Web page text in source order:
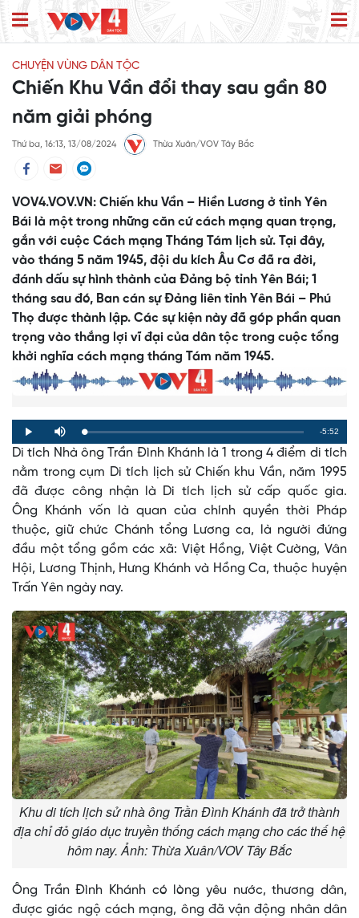
CHUYỆN VÙNG DÂN TỘC
Chiến Khu Vần đổi thay sau gần 80
năm giải phóng
Thứ ba, 16:13, 13/08/2024 Thừa Xuân/VOV Tây Bắc
VOV4.VOV.VN: Chiến khu Vần – Hiền Lương ở tỉnh Yên
Bái là một trong những căn cứ cách mạng quan trọng,
gắn với cuộc Cách mạng Tháng Tám lịch sử. Tại đây,
vào tháng 5 năm 1945, đội du kích Âu Cơ đã ra đời,
đánh dấu sự hình thành của Đảng bộ tỉnh Yên Bái; 1
tháng sau đó, Ban cán sự Đảng liên tỉnh Yên Bái – Phú
Thọ được thành lập. Các sự kiện này đã góp phần quan
trọng vào thắng lợi vĩ đại của dân tộc trong cuộc tổng
khởi nghĩa cách mạng tháng Tám năm 1945.
Play Mute Loaded:
0%
Progress:
0%
Remaining
Time
-5:52
Di tích Nhà ông Trần Đình Khánh là 1 trong 4 điểm di tích
nằm trong cụm Di tích lịch sử Chiến khu Vần, năm 1995
đã được công nhận là Di tích lịch sử cấp quốc gia.
Ông Khánh vốn là quan của chính quyền thời Pháp
thuộc, giữ chức Chánh tổng Lương ca, là người đứng
đầu một tổng gồm các xã: Việt Hồng, Việt Cường, Vân
Hội, Lương Thịnh, Hưng Khánh và Hồng Ca, thuộc huyện
Trấn Yên ngày nay.
Khu di tích lịch sử nhà ông Trần Đình Khánh đã trở thành
địa chỉ đỏ giáo dục truyền thống cách mạng cho các thế hệ
hôm nay. Ảnh: Thừa Xuân/VOV Tây Bắc
Ông Trần Đình Khánh có lòng yêu nước, thương dân,
được giác ngộ cách mạng, ông đã vận động nhân dân